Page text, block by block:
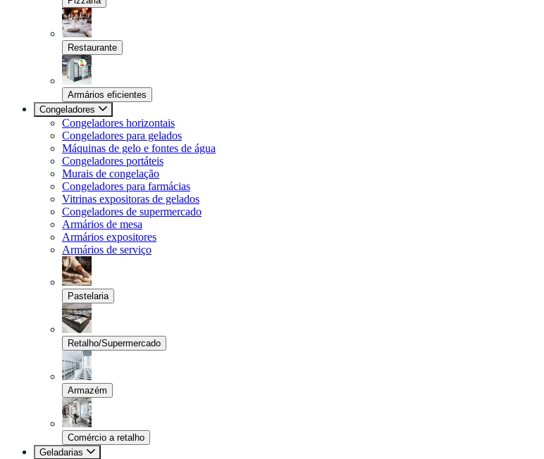
Restaurante
Armários eficientes
Congeladores
Congeladores horizontais
Congeladores para gelados
Máquinas de gelo e fontes de água
Congeladores portáteis
Murais de congelação
Congeladores para farmácias
Vitrinas expositoras de gelados
Congeladores de supermercado
Armários de mesa
Armários expositores
Armários de serviço
Pastelaria
Retalho/Supermercado
Armazém
Comércio a retalho
Geladarias